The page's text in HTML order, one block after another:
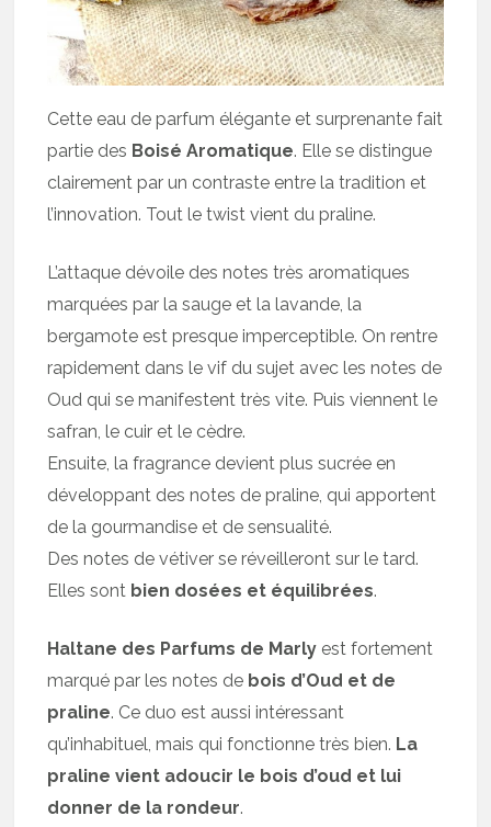
Cette eau de parfum élégante et surprenante fait
partie des Boisé Aromatique. Elle se distingue
clairement par un contraste entre la tradition et
l’innovation. Tout le twist vient du praline.
L’attaque dévoile des notes très aromatiques
marquées par la sauge et la lavande, la
bergamote est presque imperceptible. On rentre
rapidement dans le vif du sujet avec les notes de
Oud qui se manifestent très vite. Puis viennent le
safran, le cuir et le cèdre.
Ensuite, la fragrance devient plus sucrée en
développant des notes de praline, qui apportent
de la gourmandise et de sensualité.
Des notes de vétiver se réveilleront sur le tard.
Elles sont bien dosées et équilibrées.
Haltane des Parfums de Marly est fortement
marqué par les notes de bois d’Oud et de
praline. Ce duo est aussi intéressant
qu’inhabituel, mais qui fonctionne très bien. La
praline vient adoucir le bois d’oud et lui
donner de la rondeur.